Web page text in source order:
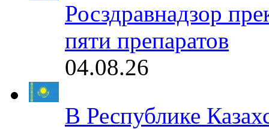
Росздравнадзор
пяти препаратов
04.08.26
В Республике